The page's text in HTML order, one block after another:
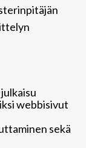
webbisivut
sekä